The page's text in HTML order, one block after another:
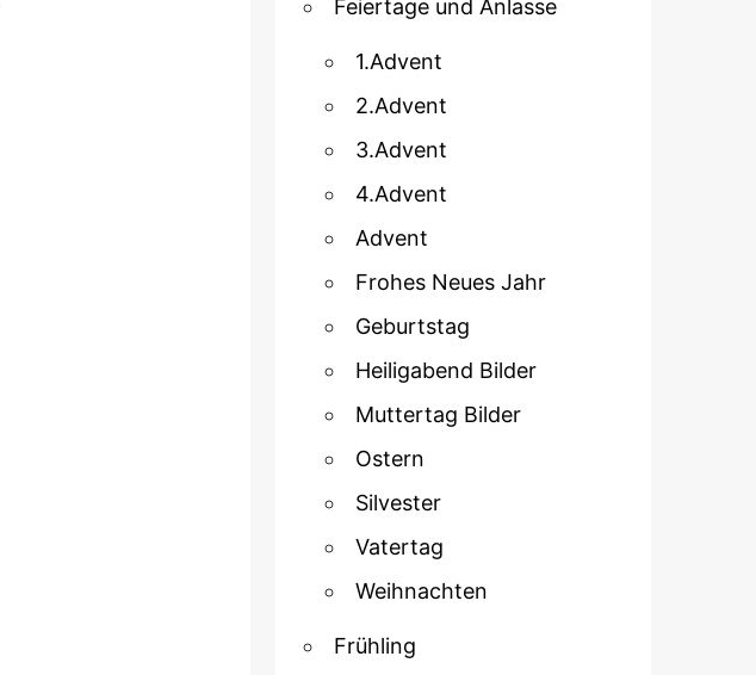
Feiertage und Anlasse
1.Advent
2.Advent
3.Advent
4.Advent
Advent
Frohes Neues Jahr
Geburtstag
Heiligabend Bilder
Muttertag Bilder
Ostern
Silvester
Vatertag
Weihnachten
Frühling